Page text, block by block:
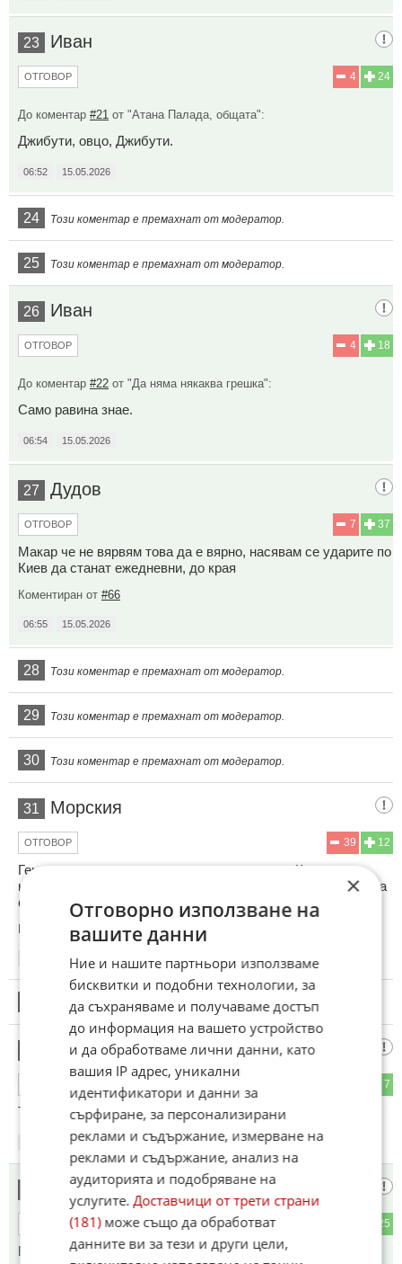
23 Иван
24
4
ОТГОВОР
До коментар #21 от "Атана Палада, общата":
Джибути, овцо, Джибути.
06:52 15.05.2026
24 Този коментар е премахнат от модератор.
25 Този коментар е премахнат от модератор.
26 Иван
18
4
ОТГОВОР
До коментар #22 от "Да няма някаква грешка":
Само равина знае.
06:54 15.05.2026
27 Дудов
37
7
ОТГОВОР
Макар че не вярвям това да е вярно, насявам се ударите по
Киев да станат ежедневни, до края
Коментиран от #66
06:55 15.05.2026
28 Този коментар е премахнат от модератор.
29 Този коментар е премахнат от модератор.
30 Този коментар е премахнат от модератор.
31 Морския
12
39
ОТГОВОР
Генералната линия на подлогите е че когато Кремъл
нападне някого винаги е в правото си, а когато нападнатата
страна се защитява е виновна.
Коментиран от #78
15.05.2026
Този коментар е премахнат от модератор.
Бум бам
7
Това са гнусни терористи.
15.05.2026
зИленски
25
ОТГОВОР
БУЧА 2
×
Отговорно използване на
вашите данни
Ние и нашите партньори използваме
бисквитки и подобни технологии, за
да съхраняваме и получаваме достъп
до информация на вашето устройство
и да обработваме лични данни, като
вашия IP адрес, уникални
идентификатори и данни за
сърфиране, за персонализирани
реклами и съдържание, измерване на
реклами и съдържание, анализ на
аудиторията и подобряване на
услугите.Доставчици от трети страни
(181)може също да обработват
данните ви за тези и други цели,